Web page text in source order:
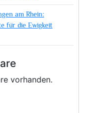
am Rhein:
für die Ewigkeit
vorhanden.